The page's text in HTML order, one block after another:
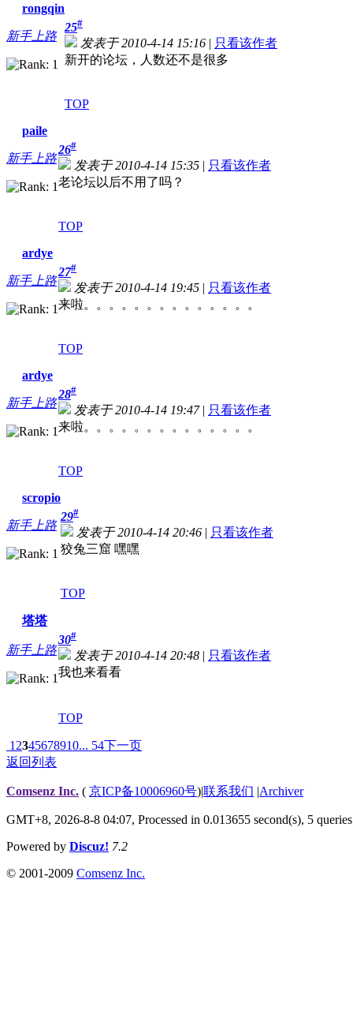
rongqin
新手上路
25#
发表于 2010-4-14 15:16 | 只看该作者
新开的论坛，人数还不是很多
TOP
paile
新手上路
26#
发表于 2010-4-14 15:35 | 只看该作者
老论坛以后不用了吗？
TOP
ardye
新手上路
27#
发表于 2010-4-14 19:45 | 只看该作者
来啦。。。。。。。。。。。。。。
TOP
ardye
新手上路
28#
发表于 2010-4-14 19:47| 只看该作者
来啦。。。。。。。。。。。。。。
TOP
scropio
新手上路
29#
发表于 2010-4-14 20:46 | 只看该作者
狡兔三窟 嘿嘿
TOP
塔塔
新手上路
30#
发表于 2010-4-14 20:48 | 只看该作者
我也来看看
TOP
1 2345678910... 54下一页
返回列表
Comsenz Inc. ( 京ICP备10006960号)|联系我们 |Archiver
GMT+8, 2026-8-8 04:07, Processed in 0.013655 second(s), 5 queries
Powered by Discuz! 7.2
© 2001-2009 Comsenz Inc.